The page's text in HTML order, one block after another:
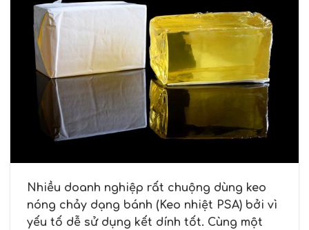
Nhiều doanh nghiệp rất chuộng dùng keo
nóng chảy dạng bánh (Keo nhiệt PSA) bởi vì
yếu tố dễ sử dụng kết dính tốt. Cùng một